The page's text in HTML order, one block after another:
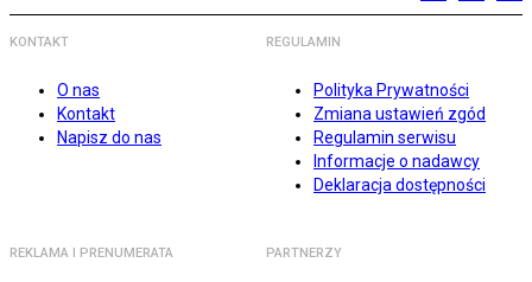
KONTAKT
O nas
Kontakt
Napisz do nas
REGULAMIN
Polityka Prywatności
Zmiana ustawień zgód
Regulamin serwisu
Informacje o nadawcy
Deklaracja dostępności
REKLAMA I PRENUMERATA PARTNERZY